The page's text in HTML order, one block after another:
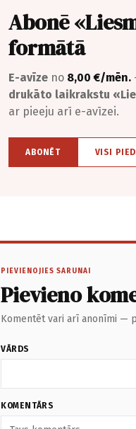
Abonē
formātā
E-avīze no 8,00 €/mēn.
drukāto laikrakstu
ar pieeju arī e-avīzei.
ABONĒT VISI
PIEVIENOJIES SARUNAI
Pievieno
Komentēt vari arī anonīmi —
VĀRDS
KOMENTĀRS